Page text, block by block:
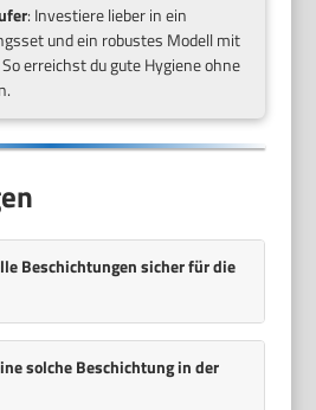
: Investiere lieber in ein
und ein robustes Modell mit
erreichst du gute Hygiene ohne
Beschichtungen sicher für die
solche Beschichtung in der